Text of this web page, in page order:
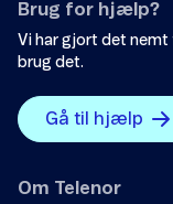
Brug for hjælp?
Vi har gjort det
brug det.
Gå til hjælp
Om Telenor